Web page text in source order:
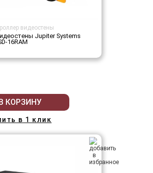
видеостены
Jupiter Systems
16RAM
КОРЗИНУ
в 1 клик